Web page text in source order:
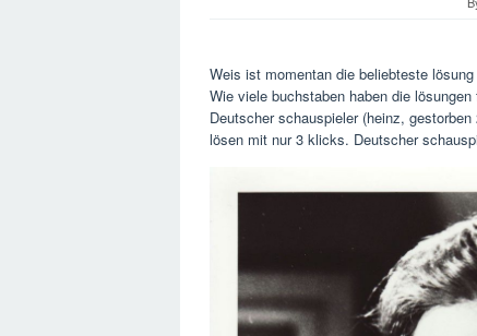
Weis ist momentan die beliebteste
Wie viele buchstaben haben die
Deutscher schauspieler (heinz,
lösen mit nur 3 klicks. Deutscher